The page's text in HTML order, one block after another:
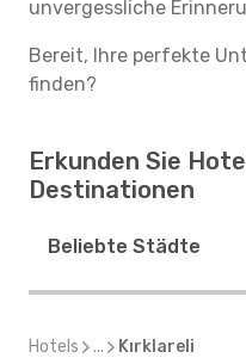
unvergessliche
Bereit, Ihre perfekte
finden?
Erkunden Sie
Destinationen
Beliebte Städte
Hotels ... Kırklareli